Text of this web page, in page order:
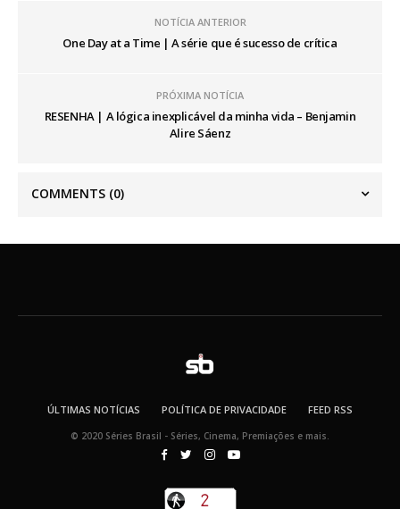
NOTÍCIA ANTERIOR
One Day at a Time | A série que é sucesso de crítica
PRÓXIMA NOTÍCIA
RESENHA | A lógica inexplicável da minha vida – Benjamin
Alire Sáenz
COMMENTS (0)
ÚLTIMAS NOTÍCIAS POLÍTICA DE PRIVACIDADE FEED RSS
© 2020 Séries Brasil - Séries, Cinema, Premiações e mais.